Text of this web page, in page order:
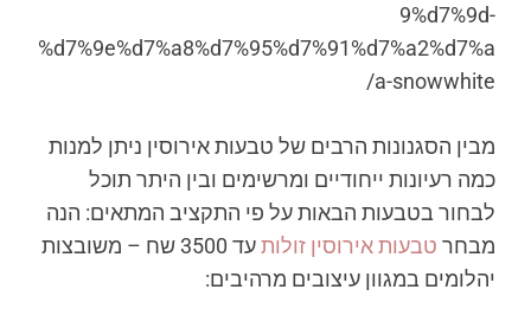
9%d7%9d-
%d7%9e%d7%a8%d7%95%d7%91%d7%a2%d7%a
a-snowwhite/
מבין הסגנונות הרבים של טבעות אירוסין ניתן למנות
כמה רעיונות ייחודיים ומרשימים ובין היתר תוכל
לבחור בטבעות הבאות על פי התקציב המתאים: הנה
מבחר טבעות אירוסין זולות
עד 3500 שח – משובצות
יהלומים במגוון עיצובים מרהיבים: